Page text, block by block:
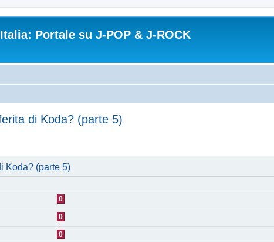
Portale su J-POP & J-ROCK
di Koda? (parte 5)
Koda? (parte 5)
0
0
0